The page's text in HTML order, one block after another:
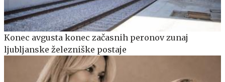
Konec avgusta konec začasnih peronov zunaj
ljubljanske železniške postaje